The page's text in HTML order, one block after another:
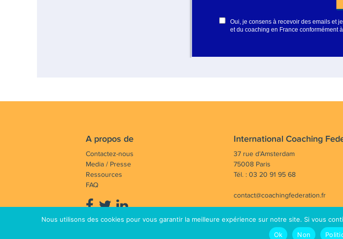
A propos de
Contactez-nous
Media / Presse
Ressources
FAQ
International Coaching
37 rue d'Amsterdam
75008 Paris
Tél. : 03 20 91 95 68
contact@coachingfederation.fr
Notre mission : Faire avancer et rayonner la profession de
Nous utilisons des cookies pour vous garantir la meilleure expérience sur notre site. Si vous
Ok
Non